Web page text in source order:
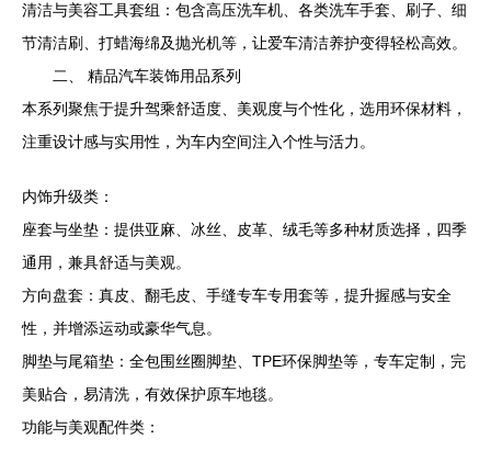
清洁与美容工具套组：包含高压洗车机、各类洗车手套、刷子、细
节清洁刷、打蜡海绵及抛光机等，让爱车清洁养护变得轻松高效。
二、 精品汽车装饰用品系列
本系列聚焦于提升驾乘舒适度、美观度与个性化，选用环保材料，
注重设计感与实用性，为车内空间注入个性与活力。
内饰升级类：
座套与坐垫：提供亚麻、冰丝、皮革、绒毛等多种材质选择，四季
通用，兼具舒适与美观。
方向盘套：真皮、翻毛皮、手缝专车专用套等，提升握感与安全
性，并增添运动或豪华气息。
脚垫与尾箱垫：全包围丝圈脚垫、TPE环保脚垫等，专车定制，完
美贴合，易清洗，有效保护原车地毯。
功能与美观配件类：